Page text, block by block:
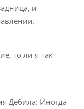
и
то ли я так
Дебила: Иногда